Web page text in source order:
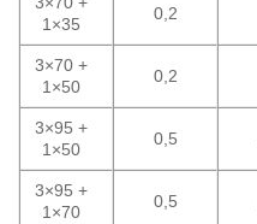
1×35
0,2
3×70 +
1×50
0,2
3×95 +
1×50
0,5
3×95 +
1×70
0,5